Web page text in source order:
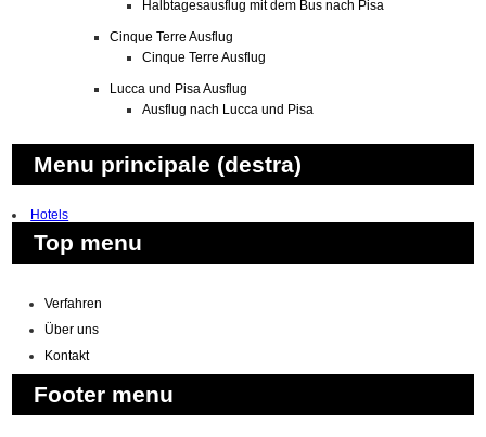
Halbtagesausflug mit dem Bus nach Pisa
Cinque Terre Ausflug
Cinque Terre Ausflug
Lucca und Pisa Ausflug
Ausflug nach Lucca und Pisa
Menu principale (destra)
Hotels
Top menu
Verfahren
Über uns
Kontakt
Footer menu